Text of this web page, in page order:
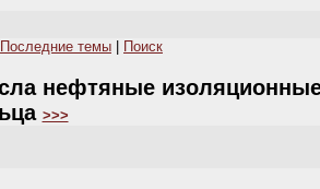
Последние темы Поиск
нефтяные
>>>